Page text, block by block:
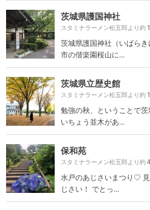
茨城県護国神社
スタミナラーメン松五郎より約
茨城県護国神社（いばら
市の偕楽園桜山に...
茨城県立歴史館
スタミナラーメン松五郎より約
勉強の秋、ということで
いちょう並木があ...
保和苑
スタミナラーメン松五郎より約
水戸のあじさいまつり♡
じさい！ でとっ...